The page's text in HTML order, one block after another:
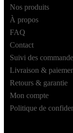
Nos produits
À propos
FAQ
Contact
Suivi des
Livraison &
Retours & garantie
Mon compte
Politique de